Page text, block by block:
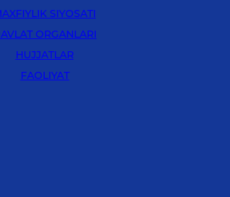
SIYOSATI
ORGANLARI
HUJJATLAR
FAOLIYAT